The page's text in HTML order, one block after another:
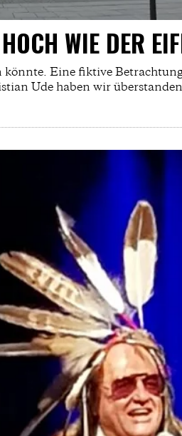
WIE DER
Eine fiktive
Ude haben wir